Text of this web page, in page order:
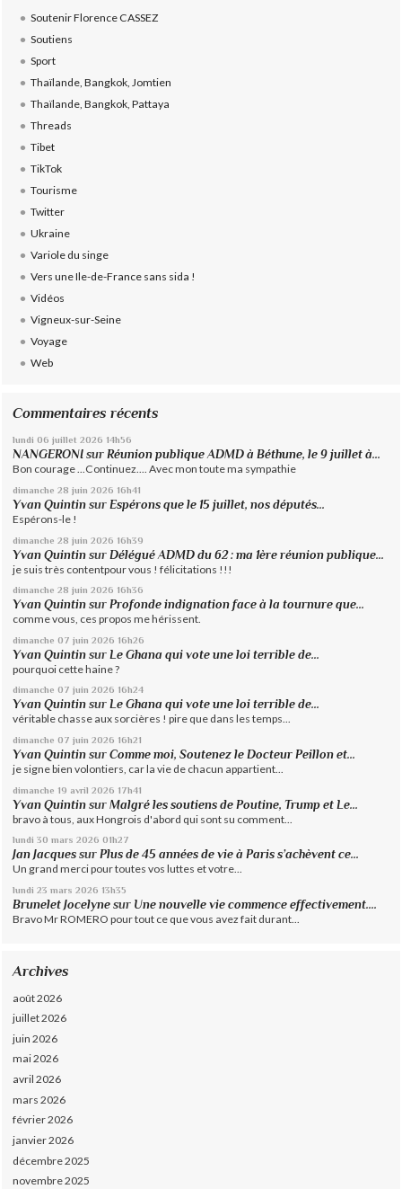
Soutenir Florence CASSEZ
Soutiens
Sport
Thaïlande, Bangkok, Jomtien
Thaïlande, Bangkok, Pattaya
Threads
Tibet
TikTok
Tourisme
Twitter
Ukraine
Variole du singe
Vers une Ile-de-France sans sida !
Vidéos
Vigneux-sur-Seine
Voyage
Web
Commentaires récents
lundi 06 juillet 2026 14h56
NANGERONI surRéunion publique ADMD à Béthune, le 9 juillet à...
Bon courage ...Continuez.... Avec mon toute ma sympathie
dimanche 28 juin 2026 16h41
Yvan Quintin surEspérons que le 15 juillet, nos députés...
Espérons-le !
dimanche 28 juin 2026 16h39
Yvan Quintin surDélégué ADMD du 62 : ma 1ère réunion publique...
je suis très contentpour vous ! félicitations !!!
dimanche 28 juin 2026 16h36
Yvan Quintin surProfonde indignation face à la tournure que...
comme vous, ces propos me hérissent.
dimanche 07 juin 2026 16h26
Yvan Quintin sur Le Ghana qui vote une loi terrible de...
pourquoi cette haine ?
dimanche 07 juin 2026 16h24
Yvan Quintin surLe Ghana qui vote une loi terrible de...
véritable chasse aux sorcières ! pire que dans les temps...
dimanche 07 juin 2026 16h21
Yvan Quintin surComme moi, Soutenez le Docteur Peillon et...
je signe bien volontiers, car la vie de chacun appartient...
dimanche 19 avril 2026 17h41
Yvan Quintin surMalgré les soutiens de Poutine, Trump et Le...
bravo à tous, aux Hongrois d'abord qui sont su comment...
lundi 30 mars 2026 01h27
Jan Jacques surPlus de 45 années de vie à Paris s’achèvent ce...
Un grand merci pour toutes vos luttes et votre...
lundi 23 mars 2026 13h35
Brunelet Jocelyne sur Une nouvelle vie commence effectivement....
Bravo Mr ROMERO pour tout ce que vous avez fait durant...
Archives
août 2026
juillet 2026
juin 2026
mai 2026
avril 2026
mars 2026
février 2026
janvier 2026
décembre 2025
novembre 2025